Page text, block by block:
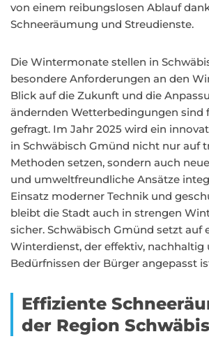
von einem reibungslosen Ablauf
Schneeräumung und Streudienste.
Die Wintermonate stellen in
besondere Anforderungen an den
Blick auf die Zukunft und die
ändernden Wetterbedingungen sind
gefragt. Im Jahr 2025 wird ein
in Schwäbisch Gmünd nicht nur auf
Methoden setzen, sondern auch
und umweltfreundliche Ansätze
Einsatz moderner Technik und
bleibt die Stadt auch in strengen
sicher. Schwäbisch Gmünd setzt auf
Winterdienst, der effektiv, nachhaltig
Bedürfnissen der Bürger angepasst
Effiziente
der Region